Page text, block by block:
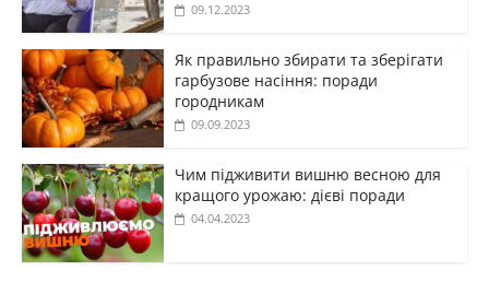
09.12.2023
Як правильно збирати та зберігати
гарбузове насіння: поради
городникам
09.09.2023
Чим підживити вишню весною для
кращого урожаю: дієві поради
04.04.2023